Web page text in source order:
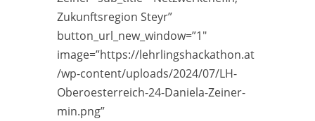
Zukunftsregion Steyr”
button_url_new_window=”1″
image=”https://lehrlingshackathon.at
/wp-content/uploads/2024/07/LH-
Oberoesterreich-24-Daniela-Zeiner-
min.png”